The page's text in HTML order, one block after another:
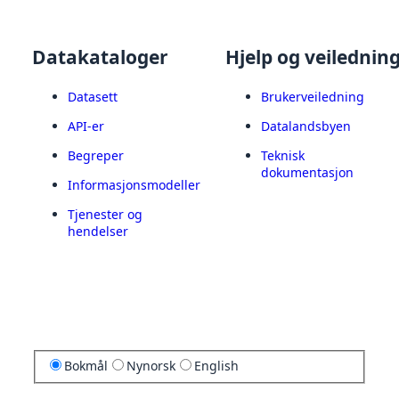
Datakataloger
Datasett
API-er
Begreper
Informasjonsmodeller
Tjenester og
hendelser
Hjelp og
Brukerveiledning
Datalandsbyen
Teknisk
dokumentasjon
Bokmål Nynorsk English